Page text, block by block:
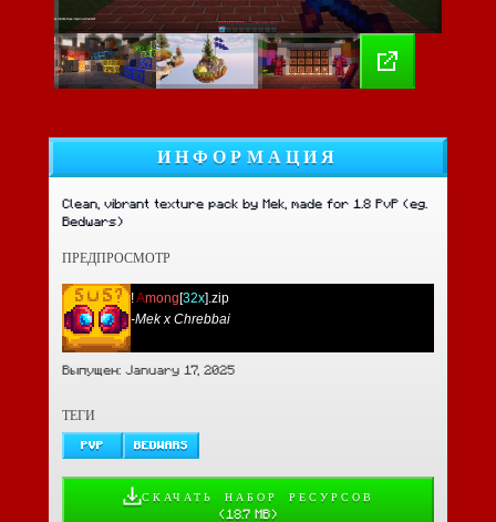
ИНФОРМАЦИЯ
Clean, vibrant texture pack by Mek, made for 1.8 PvP (eg.
Bedwars)
ПРЕДПРОСМОТР
!Among[32x].zip
-Mek x Chrebbai
Выпущен: January 17, 2025
ТЕГИ
PVP BEDWARS
СКАЧАТЬ НАБОР РЕСУРСОВ
(18.7 MB)